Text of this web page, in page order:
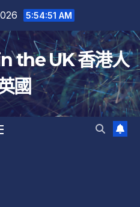
5:54:51 AM
the UK 香港人
國